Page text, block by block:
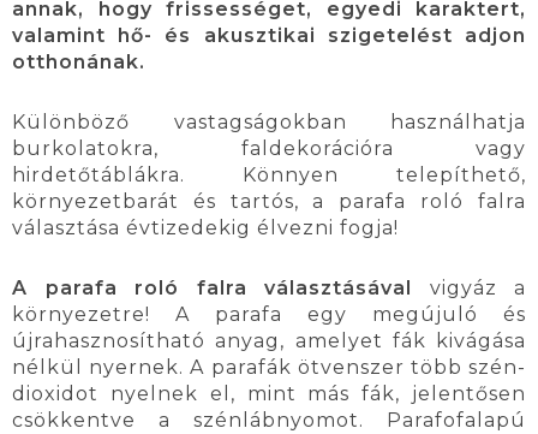
annak, hogy frissességet, egyedi karaktert,
valamint hő- és akusztikai szigetelést adjon
otthonának.
Különböző vastagságokban használhatja
burkolatokra, faldekorációra vagy
hirdetőtáblákra. Könnyen telepíthető,
környezetbarát és tartós, a parafa roló falra
választása évtizedekig élvezni fogja!
A parafa roló falra választásával
vigyáz a
környezetre! A parafa egy megújuló és
újrahasznosítható anyag, amelyet fák kivágása
nélkül nyernek. A parafák ötvenszer több szén-
dioxidot nyelnek el, mint más fák, jelentősen
csökkentve a szénlábnyomot. Parafofalapú